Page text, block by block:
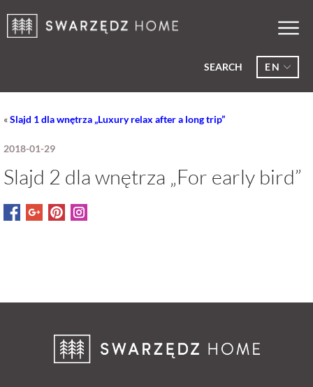
EN
SEARCH
«Slajd 1 dla wnętrza „Luxury relax after a long trip”
2018-01-29
Slajd 2 dla wnętrza „For early bird”